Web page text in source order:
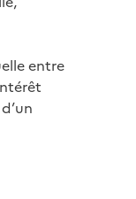
entre